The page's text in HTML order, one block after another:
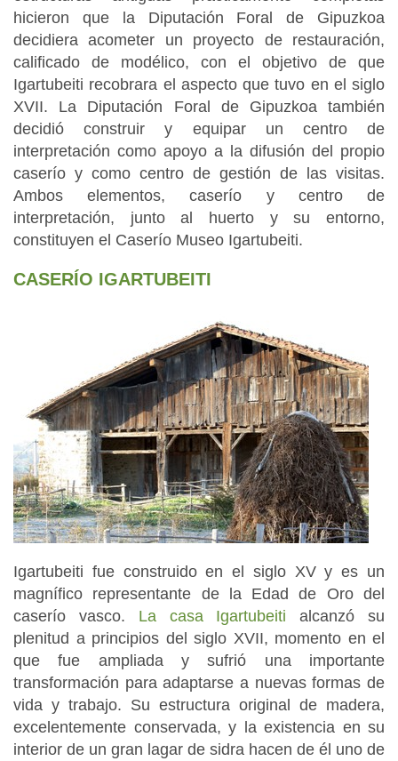
hicieron que la Diputación Foral de Gipuzkoa
decidiera acometer un proyecto de restauración,
calificado de modélico, con el objetivo de que
Igartubeiti recobrara el aspecto que tuvo en el siglo
XVII. La Diputación Foral de Gipuzkoa también
decidió construir y equipar un centro de
interpretación como apoyo a la difusión del propio
caserío y como centro de gestión de las visitas.
Ambos elementos, caserío y centro de
interpretación, junto al huerto y su entorno,
constituyen el Caserío Museo Igartubeiti.
CASERÍO IGARTUBEITI
Igartubeiti fue construido en el siglo XV y es un
magnífico representante de la Edad de Oro del
caserío vasco. La casa Igartubeiti alcanzó su
plenitud a principios del siglo XVII, momento en el
que fue ampliada y sufrió una importante
transformación para adaptarse a nuevas formas de
vida y trabajo. Su estructura original de madera,
excelentemente conservada, y la existencia en su
interior de un gran lagar de sidra hacen de él uno de